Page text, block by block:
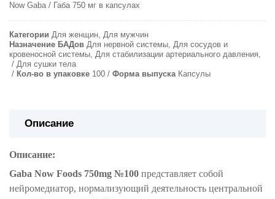
Now Gaba / Габа 750 мг в капсулах
Категории Для женщин, Для мужчин
Назначение БАДов Для нервной системы, Для сосудов и
кровеносной системы, Для стабилизации артериального давления,
Для сушки тела
Кол-во в упаковке 100 Форма выпуска Капсулы
Описание
Описание:
Gaba Now Foods 750mg №100 представляет собой
нейромедиатор, нормализующий деятельность центральной